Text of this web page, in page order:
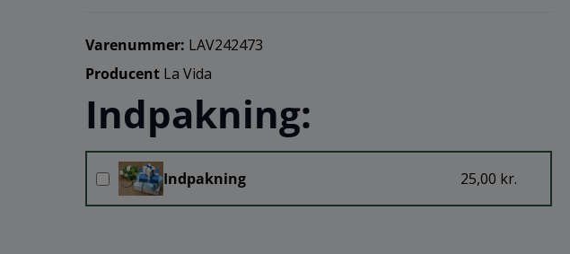
Varenummer: LAV242473
Producent La Vida
Indpakning:
Indpakning 25,00 kr.